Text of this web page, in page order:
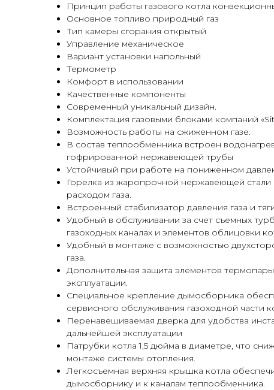
Принцип работы газового котла
Основное топливо природный газ
Тип камеры сгорания открытый
Управление механическое
Вариант установки напольный
Термометр
Комфорт в использовании
Качественные компоненты
Современный уникальный дизайн.
Комплектация газовыми блоками компаний
Возможность работы на сжиженном газе.
В состав теплообменника встроен
гофрированной нержавеющей трубы
Устойчивый при работе на пониженном
Горелка из жаропрочной нержавеющей
расходом газа.
Встроенный стабилизатор давления газа и
Удобный в обслуживании за счет съемных
газоходных каналах и элементов облицовки
Удобный в монтаже с возможностью
газа.
Дополнительная защита элементов
эксплуатации.
Специальное крепление дымосборника
сервисного обслуживания газоходной части
Перенавешиваемая дверка для удобства
дальнейшей эксплуатации
Патрубки котла 1,5 дюйма в диаметре, что
монтаже системы отопления.
Легкосъемная верхняя крышка котла
дымосборнику и к каналам теплообменника.